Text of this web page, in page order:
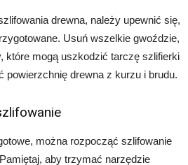
drewna, należy upewnić się,
Usuń wszelkie gwoździe,
które mogą uszkodzić tarczę szlifierki
powierzchnię drewna z kurzu i brudu.
można rozpocząć szlifowanie
aby trzymać narzędzie